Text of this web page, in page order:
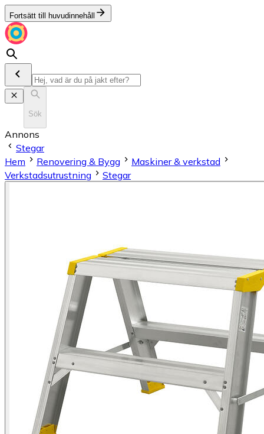
Fortsätt till huvudinnehåll
Sök
Annons
Stegar
Hem
Renovering & Bygg
Maskiner & verkstad
Verkstadsutrustning
Stegar